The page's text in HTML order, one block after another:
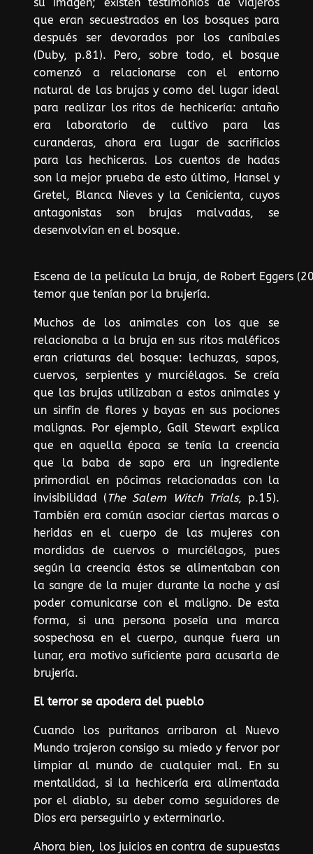
que eran secuestrados en los bosques para
después ser devorados por los caníbales
(Duby, p.81). Pero, sobre todo, el bosque
comenzó a relacionarse con el entorno
natural de las brujas y como del lugar ideal
para realizar los ritos de hechicería: antaño
era laboratorio de cultivo para las
curanderas, ahora era lugar de sacrificios
para las hechiceras. Los cuentos de hadas
son la mejor prueba de esto último, Hansel y
Gretel, Blanca Nieves y la Cenicienta, cuyos
antagonistas son brujas malvadas, se
desenvolvían en el bosque.
Escena de la película La bruja, de Robert Eggers
temor que tenían por la brujería.
Muchos de los animales con los que se
relacionaba a la bruja en sus ritos maléficos
eran criaturas del bosque: lechuzas, sapos,
cuervos, serpientes y murciélagos. Se creía
que las brujas utilizaban a estos animales y
un sinfín de flores y bayas en sus pociones
malignas. Por ejemplo, Gail Stewart explica
que en aquella época se tenía la creencia
que la baba de sapo era un ingrediente
primordial en pócimas relacionadas con la
invisibilidad (The Salem Witch Trials, p.15).
También era común asociar ciertas marcas o
heridas en el cuerpo de las mujeres con
mordidas de cuervos o murciélagos, pues
según la creencia éstos se alimentaban con
la sangre de la mujer durante la noche y así
poder comunicarse con el maligno. De esta
forma, si una persona poseía una marca
sospechosa en el cuerpo, aunque fuera un
lunar, era motivo suficiente para acusarla de
brujería.
El terror se apodera del pueblo
Cuando los puritanos arribaron al Nuevo
Mundo trajeron consigo su miedo y fervor por
limpiar al mundo de cualquier mal. En su
mentalidad, si la hechicería era alimentada
por el diablo, su deber como seguidores de
Dios era perseguirlo y exterminarlo.
Ahora bien, los juicios en contra de supuestas